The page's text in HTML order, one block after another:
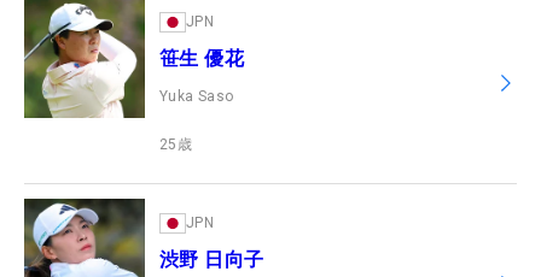
JPN
笹生 優花
Yuka Saso
25 歳
JPN
渋野 日向子